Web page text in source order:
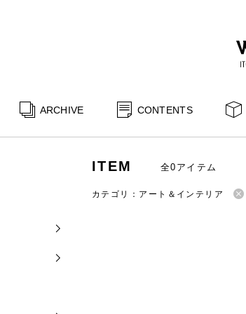
ARCHIVE CONTENTS
ITEM 全0アイテム
カテゴリ：アート＆インテリア